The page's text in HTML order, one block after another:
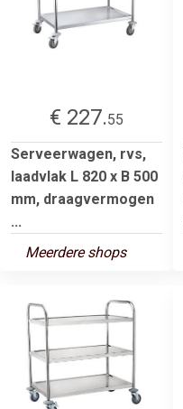
€ 227.55
Serveerwagen, rvs,
laadvlak L 820 x B 500
mm, draagvermogen
...
Meerdere shops